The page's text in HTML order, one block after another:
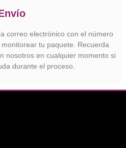
correo electrónico con el número
tu paquete. Recuerda
nosotros en cualquier momento si
durante el proceso.